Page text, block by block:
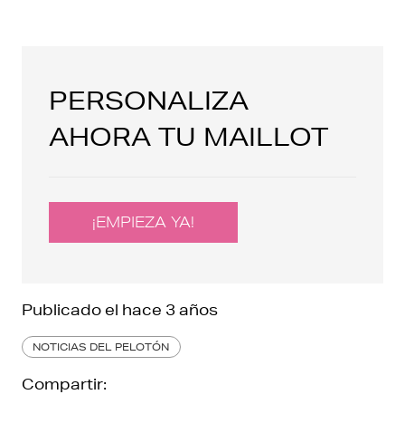
PERSONALIZA
AHORA TU MAILLOT
¡EMPIEZA YA!
Publicado el hace 3 años
NOTICIAS DEL PELOTÓN
Compartir: